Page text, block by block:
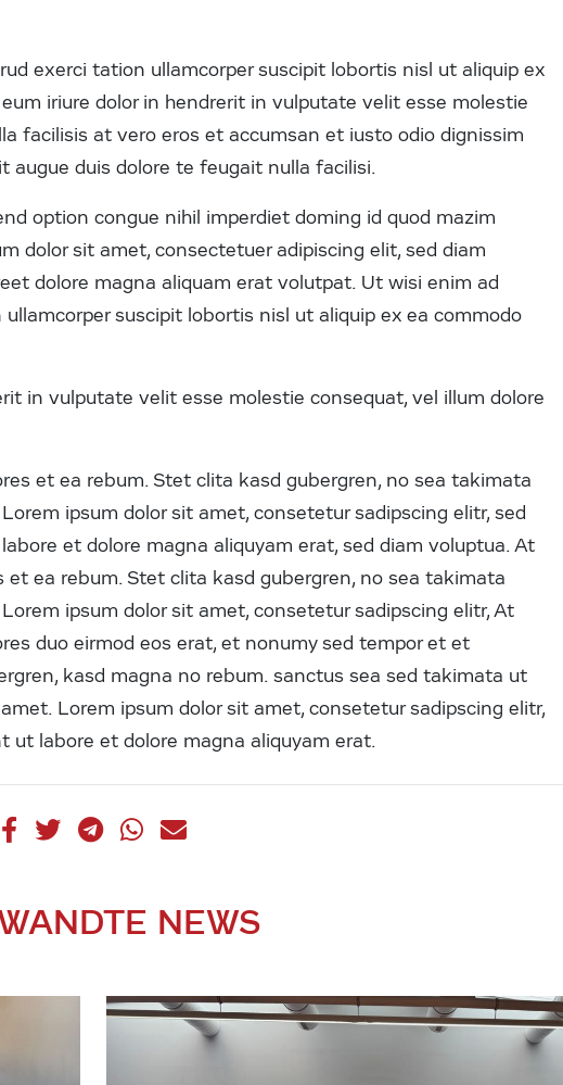
exerci tation ullamcorper suscipit lobortis nisl ut aliquip ex
iriure dolor in hendrerit in vulputate velit esse molestie
facilisis at vero eros et accumsan et iusto odio dignissim
duis dolore te feugait nulla facilisi.
option congue nihil imperdiet doming id quod mazim
dolor sit amet, consectetuer adipiscing elit, sed diam
dolore magna aliquam erat volutpat. Ut wisi enim ad
suscipit lobortis nisl ut aliquip ex ea commodo
in vulputate velit esse molestie consequat, vel illum dolore
et ea rebum. Stet clita kasd gubergren, no sea takimata
ipsum dolor sit amet, consetetur sadipscing elitr, sed
et dolore magna aliquyam erat, sed diam voluptua. At
ea rebum. Stet clita kasd gubergren, no sea takimata
ipsum dolor sit amet, consetetur sadipscing elitr, At
duo eirmod eos erat, et nonumy sed tempor et et
kasd magna no rebum. sanctus sea sed takimata ut
Lorem ipsum dolor sit amet, consetetur sadipscing elitr,
ut labore et dolore magna aliquyam erat.
NEWS